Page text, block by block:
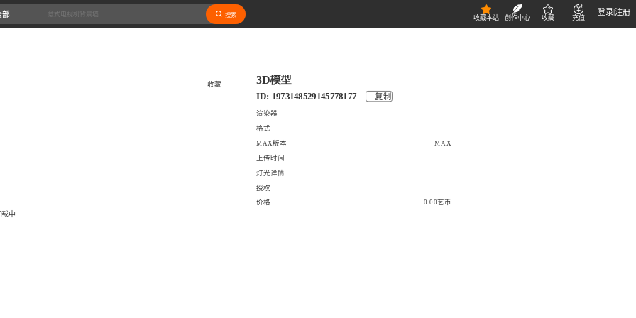
部 搜索 收藏本站 创作中心 收藏 充值
登录|注册
载中...
收藏 3D模型
ID: 1973148529145778177 复制
渲染器
格式
MAX版本 MAX
上传时间
灯光详情
授权
价格 0.00艺币